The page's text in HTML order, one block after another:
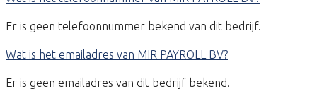
Er is geen telefoonnummer bekend van dit bedrijf.
Wat is het emailadres van MIR PAYROLL BV?
Er is geen emailadres van dit bedrijf bekend.